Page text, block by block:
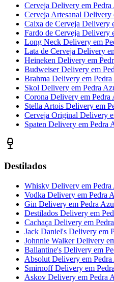
Cerveja Delivery em Pedra
Cerveja Artesanal Delivery
Caixa de Cerveja Delivery
Fardo de Cerveja Delivery
Long Neck Delivery em
Lata de Cerveja Delivery
Heineken Delivery em
Budweiser Delivery em
Brahma Delivery em
Skol Delivery em Pedra
Corona Delivery em Pedra
Stella Artois Delivery em
Cerveja Original Delivery
Spaten Delivery em Pedra
Destilados
Whisky Delivery em Pedra
Vodka Delivery em Pedra
Gin Delivery em Pedra
Destilados Delivery em
Cachaça Delivery em
Jack Daniel's Delivery em
Johnnie Walker Delivery
Ballantine's Delivery em
Absolut Delivery em
Smirnoff Delivery em
Askov Delivery em Pedra